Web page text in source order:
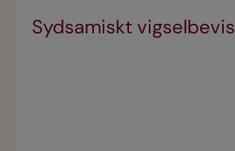
Sydsamiskt vigselbevis